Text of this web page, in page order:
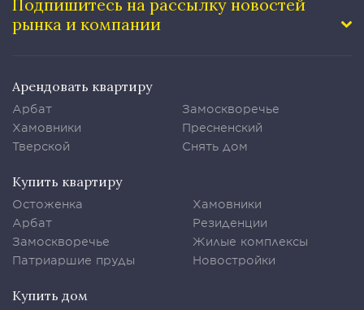
Подпишитесь на рассылку новостей
рынка и компании
Арендовать квартиру
Арбат
Хамовники
Тверской
Замоскворечье
Пресненский
Снять дом
Купить квартиру
Остоженка
Арбат
Замоскворечье
Патриаршие пруды
Хамовники
Резиденции
Жилые комплексы
Новостройки
Купить дом